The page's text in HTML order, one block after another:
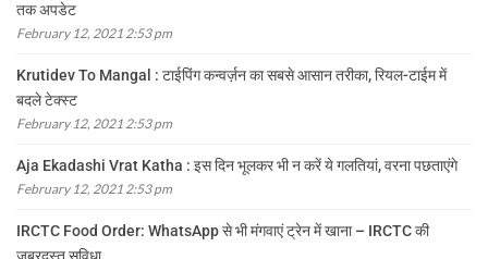
तक अपडेट
February 12, 2021 2:53 pm
Krutidev To Mangal : टाईपिंग कन्वर्ज़न का सबसे आसान तरीका, रियल-टाईम में
बदले टेक्स्ट
February 12, 2021 2:53 pm
Aja Ekadashi Vrat Katha : इस दिन भूलकर भी न करें ये गलतियां, वरना पछताएंगे
February 12, 2021 2:53 pm
IRCTC Food Order: WhatsApp से भी मंगवाएं ट्रेन में खाना – IRCTC की